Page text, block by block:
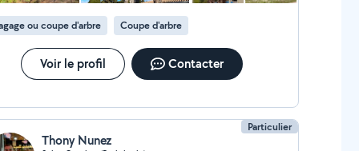
ou coupe d'arbre Coupe d'arbre
Voir le profil Contacter
Particulier
Thony Nunez